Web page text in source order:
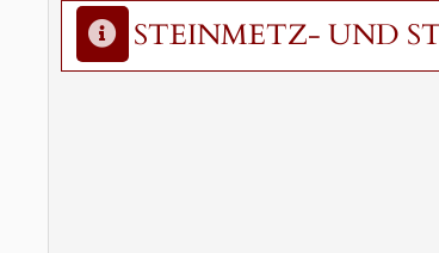
STEINMETZ- UND